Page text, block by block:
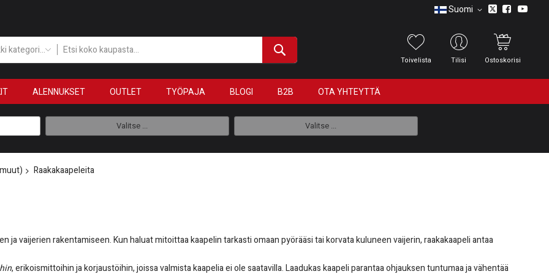
Suomi
Kaikki kategoriat
Toivelista Tilisi Ostoskorisi
ALENNUKSET OUTLET TYÖPAJA BLOGI B2B OTA YHTEYTTÄ
Valitse ... Valitse ...
Raakakaapeleita
ja vaijerien rakentamiseen. Kun haluat mitoittaa kaapelin tarkasti omaan pyörääsi tai korvata kuluneen vaijerin, raakakaapeli antaa
, erikoismittoihin ja korjaustöihin, joissa valmista kaapelia ei ole saatavilla. Laadukas kaapeli parantaa ohjauksen tuntumaa ja vähentää